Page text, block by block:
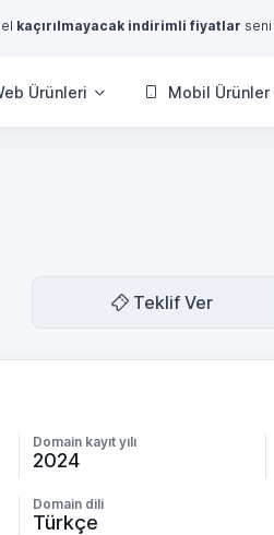
kaçırılmayacak indirimli fiyatlar
Ürünleri Mobil Ürünler
Teklif Ver
Domain kayıt yılı
2024
Domain dili
Türkçe